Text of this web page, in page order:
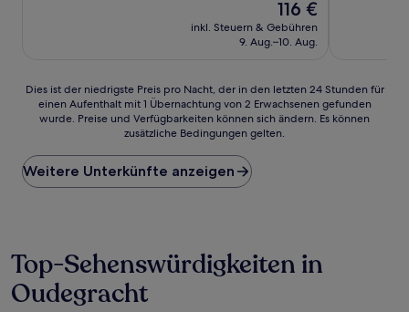
Der
Preis
beträgt
116 €
inkl. Steuern & Gebühren
9. Aug.–10. Aug.
Dies
der
Preis
pro
Nacht,
letzten
24 Stunden
für
einen
Dies ist der niedrigste Preis pro Nacht, der in den letzten 24 Stunden für
einen Aufenthalt mit 1 Übernachtung von 2 Erwachsenen gefunden
wurde. Preise und Verfügbarkeiten können sich ändern. Es können
zusätzliche Bedingungen gelten.
Weitere Unterkünfte anzeigen
Top-Sehenswürdigkeiten in
Oudegracht